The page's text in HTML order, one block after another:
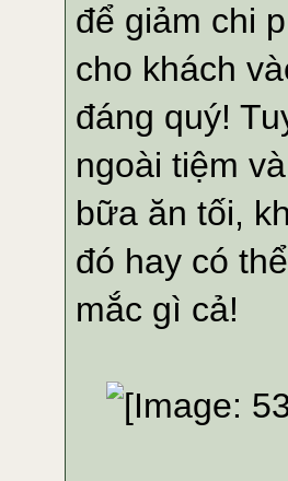
để giảm chi
cho khách
đáng quý!
ngoài tiệm
bữa ăn tối,
đó hay có
mắc gì cả!